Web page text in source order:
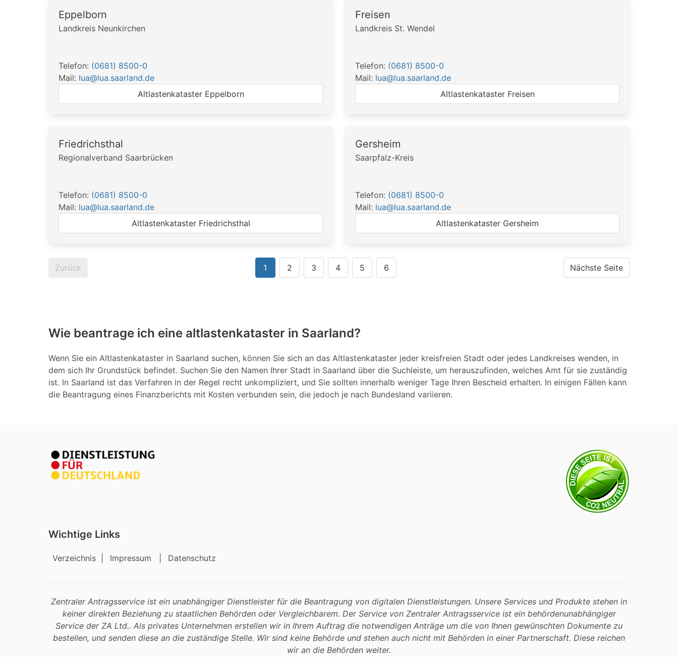
Eppelborn
Landkreis Neunkirchen
Telefon: (0681) 8500-0
Mail: lua@lua.saarland.de
Altlastenkataster Eppelborn
Freisen
Landkreis St. Wendel
Telefon: (0681) 8500-0
Mail: lua@lua.saarland.de
Altlastenkataster Freisen
Friedrichsthal
Regionalverband Saarbrücken
Telefon: (0681) 8500-0
Mail: lua@lua.saarland.de
Altlastenkataster Friedrichsthal
Gersheim
Saarpfalz-Kreis
Telefon: (0681) 8500-0
Mail: lua@lua.saarland.de
Altlastenkataster Gersheim
Zurück Nächste Seite
1 2 3 4 5 6
Wie beantrage ich eine altlastenkataster in Saarland?
Wenn Sie ein Altlastenkataster in Saarland suchen, können Sie sich an das Altlastenkataster jeder kreisfreien Stadt oder jedes Landkreises wenden, in
dem sich Ihr Grundstück befindet. Suchen Sie den Namen Ihrer Stadt in Saarland über die Suchleiste, um herauszufinden, welches Amt für sie zuständig
ist. In Saarland ist das Verfahren in der Regel recht unkompliziert, und Sie sollten innerhalb weniger Tage Ihren Bescheid erhalten. In einigen Fällen kann
die Beantragung eines Finanzberichts mit Kosten verbunden sein, die jedoch je nach Bundesland variieren.
Wichtige Links
Verzeichnis Impressum Datenschutz
Zentraler Antragsservice ist ein unabhängiger Dienstleister für die Beantragung von digitalen Dienstleistungen. Unsere Services und Produkte stehen in
keiner direkten Beziehung zu staatlichen Behörden oder Vergleichbarem. Der Service von Zentraler Antragsservice ist ein behördenunabhängiger
Service der ZA Ltd.. Als privates Unternehmen erstellen wir in Ihrem Auftrag die notwendigen Anträge um die von Ihnen gewünschten Dokumente zu
bestellen, und senden diese an die zuständige Stelle. Wir sind keine Behörde und stehen auch nicht mit Behörden in einer Partnerschaft. Diese reichen
wir an die Behörden weiter.